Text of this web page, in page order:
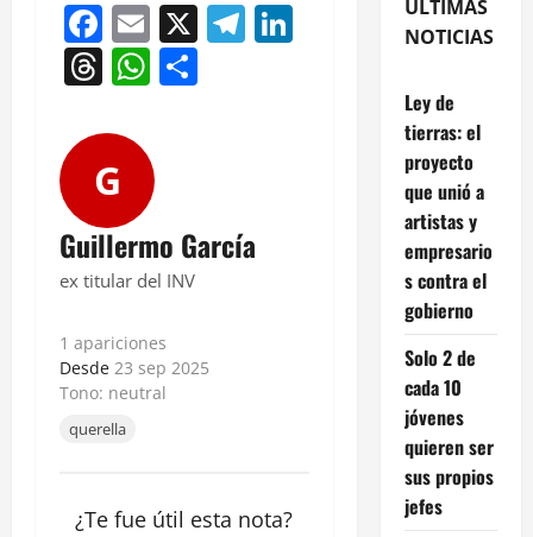
Facebook
Email
X Telegram
LinkedIn
Threads
WhatsApp
G
Guillermo García
ex titular del INV
1 apariciones
Desde 23 sep 2025
Tono: neutral
querella
¿Te fue útil esta nota?
ÚLTIMAS
NOTICIAS
Ley de
tierras: el
proyecto
que unió a
artistas y
empresario
s contra el
gobierno
Solo 2 de
cada 10
jóvenes
quieren ser
sus propios
jefes